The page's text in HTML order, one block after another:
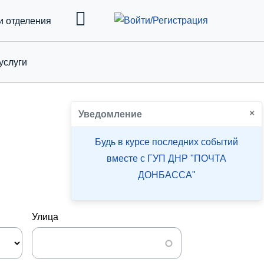
отделения
Улица
Уведомление ×
Будь в курсе последних событий
вместе с ГУП ДНР "ПОЧТА
ДОНБАССА"